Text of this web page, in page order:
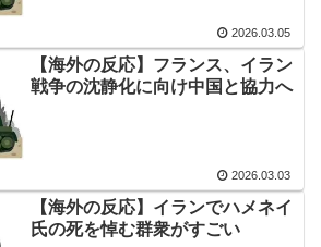
殺したらしい → 「こいつらマジで過去
学ばないな」「韓国のいじめはレベルが
るわ」
韓国が台湾に勝ったのに何故台湾より
『我々が台湾に勝つだって？ぬか喜び
実在するなんて…」 6歳の少女が日本
つかい』に挑戦する姿に世界が衝撃
2026.03.05
【海外の反応】フランス、イラン
戦争の沈静化に向け中国と協力へ
2026.03.03
【海外の反応】イランでハメネイ
氏の死を悼む群衆がすごい